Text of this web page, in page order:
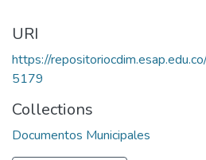
URI
https://
5179
Collections
Documentos Municipales